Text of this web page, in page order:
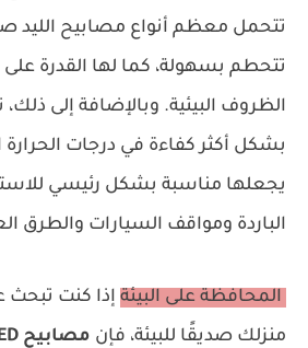
تتحمل معظم أنواع مصابيح الليد
تتحطم بسهولة، كما لها القدرة
الظروف البيئية. وبالإضافة إلى
بشكل أكثر كفاءة في درجات
يجعلها مناسبة بشكل رئيسي
الباردة ومواقف السيارات والطرق
المحافظة على البيئة إذا كنت
منزلك صديقًا للبيئة، فإن